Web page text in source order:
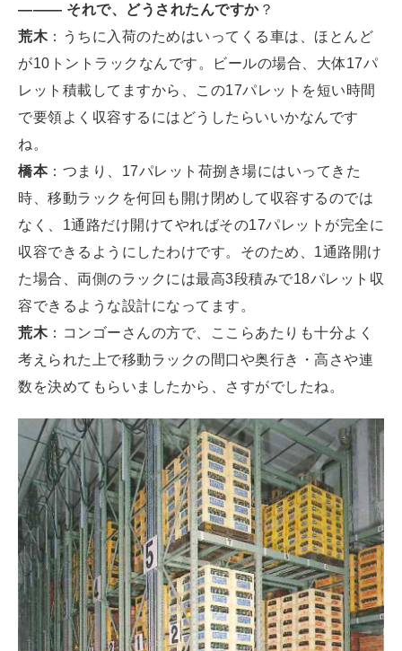
――― それで、どうされたんですか？
荒木：うちに入荷のためはいってくる車は、ほとんど
が10トントラックなんです。ビールの場合、大体17パ
レット積載してますから、この17パレットを短い時間
で要領よく収容するにはどうしたらいいかなんです
ね。
橋本：つまり、17パレット荷捌き場にはいってきた
時、移動ラックを何回も開け閉めして収容するのでは
なく、1通路だけ開けてやればその17パレットが完全に
収容できるようにしたわけです。そのため、1通路開け
た場合、両側のラックには最高3段積みで18パレット収
容できるような設計になってます。
荒木：コンゴーさんの方で、ここらあたりも十分よく
考えられた上で移動ラックの間口や奥行き・高さや連
数を決めてもらいましたから、さすがでしたね。